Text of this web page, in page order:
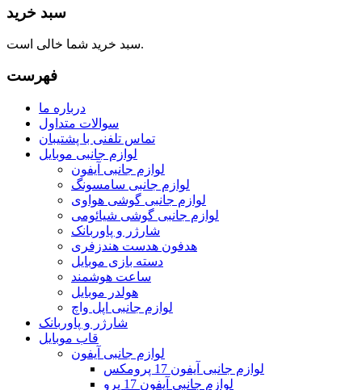
سبد خرید
سبد خرید شما خالی است.
فهرست
درباره ما
سوالات متداول
تماس تلفنی با پشتیبان
لوازم جانبی موبایل
لوازم جانبی آیفون
لوازم جانبی سامسونگ
لوازم جانبی گوشی هواوی
لوازم جانبی گوشی شیائومی
شارژر و پاوربانک
هدفون هدست هندزفری
دسته بازی موبایل
ساعت هوشمند
هولدر موبایل
لوازم جانبی اپل واچ
شارژر و پاوربانک
قاب موبایل
لوازم جانبی آیفون
لوازم جانبی آیفون 17 پرومکس
لوازم جانبی آیفون 17 پرو